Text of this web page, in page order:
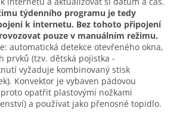
týdenního programu je tedy
k internetu. Bez tohoto připojení
pouze v manuálním režimu.
automatická detekce otevřeného okna,
prvků (tzv. dětská pojistka -
vyžaduje kombinovaný stisk
Konvektor je vybaven pádovou
opatřit plastovými nožkami
a používat jako přenosné topidlo.